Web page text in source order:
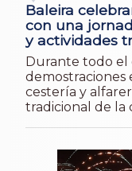
Baleira
con una
y actividades
Durante todo el
demostraciones
cestería y
tradicional de la